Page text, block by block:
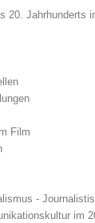
20. Jahrhunderts
Film
-
im